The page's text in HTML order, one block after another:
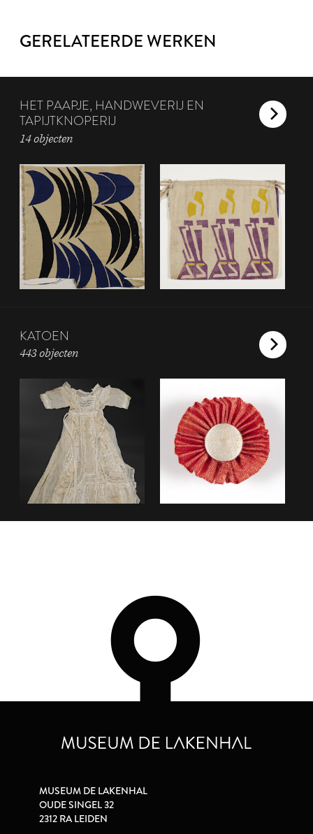
GERELATEERDE WERKEN
HET PAAPJE, HANDWEVERIJ EN
TAPIJTKNOPERIJ
14 objecten
KATOEN
443 objecten
MUSEUM DE LAKENHAL
OUDE SINGEL 32
2312 RA LEIDEN